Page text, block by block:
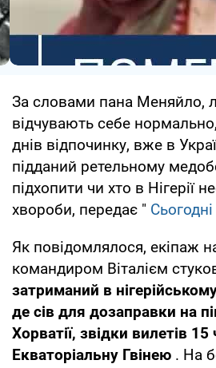
За словами пана Меняйло,
відчувають себе
днів відпочинку, вже в
підданий ретельному
підхопити чи хто в Нігерії
хвороби, передає " Сьогодні
Як повідомлялося, екіпаж
командиром Віталієм
затриманий в
де сів для дозаправки на
Хорватії, звідки вилетів
Екваторіальну Гвінею . На